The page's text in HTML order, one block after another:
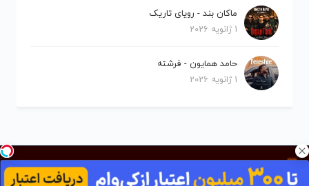
ماکان بند - رویای تاریک
1 ژانویه 2026
حامد همایون - فرشته
1 ژانویه 2026
کلیه حقوق برای نیلو موزیک محفوظ است.